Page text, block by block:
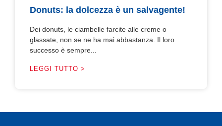
Donuts: la dolcezza è un salvagente!
Dei donuts, le ciambelle farcite alle creme o
glassate, non se ne ha mai abbastanza. Il loro
successo è sempre...
LEGGI TUTTO >